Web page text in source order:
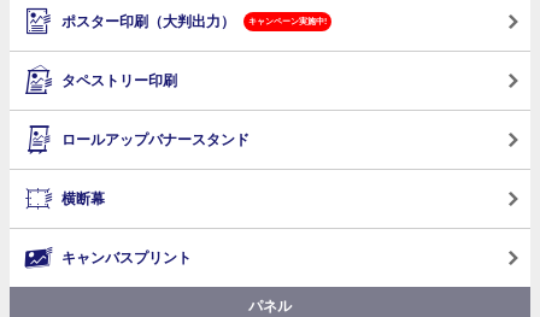
ポスター印刷（大判出力） キャンペーン実施中!
タペストリー印刷
ロールアップバナースタンド
横断幕
キャンバスプリント
パネル